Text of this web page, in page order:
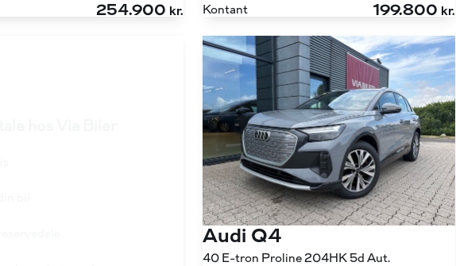
254.900 kr.
Kontant
199.800 kr.
Audi Q4
40 E-tron Proline 204HK 5d Aut.